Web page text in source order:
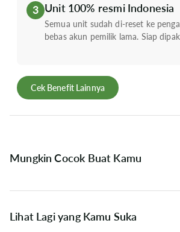
3 Unit 100% resmi Indonesia
Semua unit sudah di-reset ke
bebas akun pemilik lama. Siap
Cek Benefit Lainnya
Mungkin Cocok Buat Kamu
Lihat Lagi yang Kamu Suka